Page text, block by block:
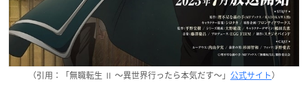
（引用：「無職転生 Ⅱ ～異世界行ったら本気だす～」 公式サイト）